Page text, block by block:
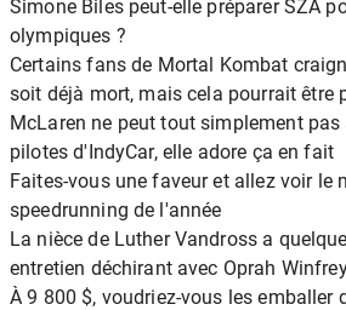
Simone Biles peut-elle préparer SZA
olympiques ?
Certains fans de Mortal Kombat
soit déjà mort, mais cela pourrait être
McLaren ne peut tout simplement pas
pilotes d'IndyCar, elle adore ça en fait
Faites-vous une faveur et allez voir le
speedrunning de l'année
La nièce de Luther Vandross a
entretien déchirant avec Oprah
À 9 800 $, voudriez-vous les emballer